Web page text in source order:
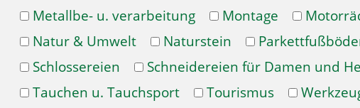
Metallbe- u. verarbeitung
Montage
Natur & Umwelt
Naturstein
Schlossereien
Schneidereien für Damen und
Tauchen u. Tauchsport
Tourismus